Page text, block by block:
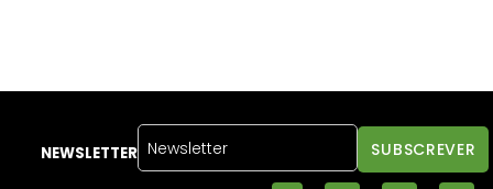
NEWSLETTER